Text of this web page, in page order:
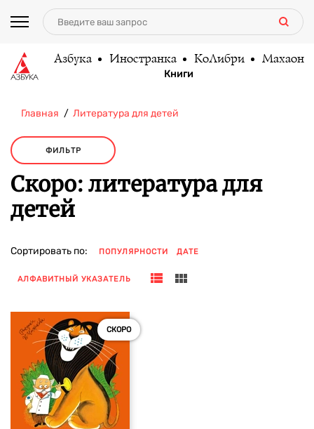
Азбука Иностранка КоЛибри Махаон
Книги
Главная Литература для детей
ФИЛЬТР
Скоро: литература для
детей
Сортировать по: ПОПУЛЯРНОСТИ ДАТЕ
АЛФАВИТНЫЙ УКАЗАТЕЛЬ
СКОРО